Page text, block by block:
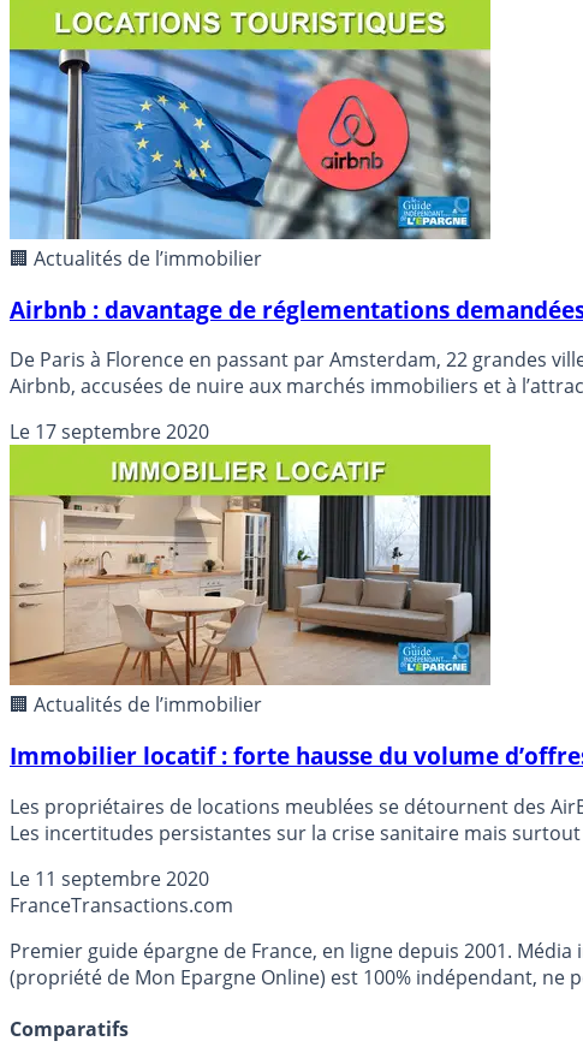
🏢 Actualités de l’immobilier
Airbnb : davantage de réglementations
De Paris à Florence en passant par Amsterdam, 22 grandes
Airbnb, accusées de nuire aux marchés immobiliers et à
Le 17 septembre 2020
🏢 Actualités de l’immobilier
Immobilier locatif : forte hausse du volume
Les propriétaires de locations meublées se détournent des
Les incertitudes persistantes sur la crise sanitaire mais
Le 11 septembre 2020
FranceTransactions.com
Premier guide épargne de France, en ligne depuis 2001.
(propriété de Mon Epargne Online) est 100% indépendant, ne
Comparatifs